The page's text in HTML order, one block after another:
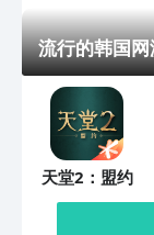
流行的韩国
天堂2：盟约